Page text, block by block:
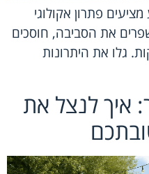
פתרון אקולוגי
את הסביבה, חוסכים
גלו את היתרונות
איך לנצל את